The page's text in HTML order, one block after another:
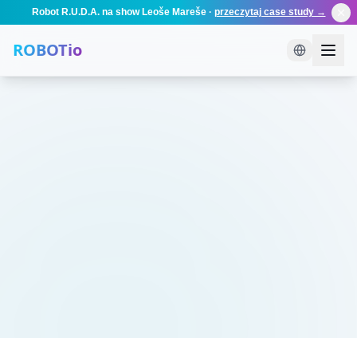
Robot R.U.D.A. na show Leoše Mareše· przeczytaj case study →
ROBOTio